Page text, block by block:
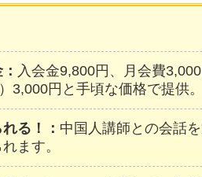
入会金9,800円、月会費
3,000円と手頃な価格で提供。
る！： 中国人講師との会話
ます。